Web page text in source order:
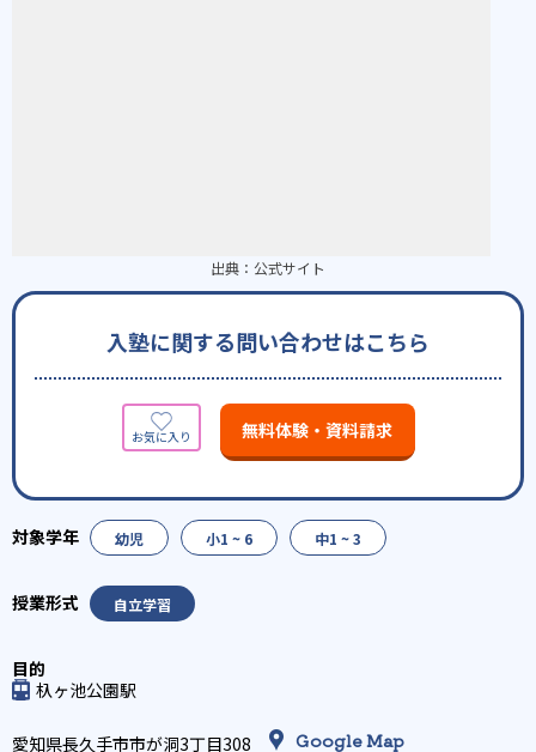
出典： 公式サイト
入塾に関する問い合わせはこちら
無料体験・資料請求
幼児 小1 ~ 6 中1 ~ 3
自立学習
杁ヶ池公園駅
愛知県長久手市市が洞3丁目308 Google Map